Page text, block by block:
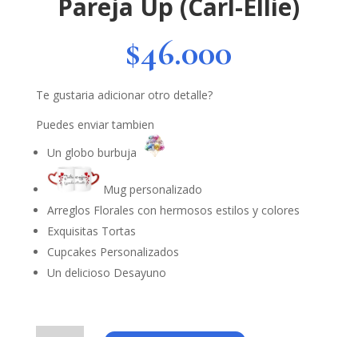
Pareja Up (Carl-Ellie)
$46.000
Te gustaria adicionar otro detalle?
Puedes enviar tambien
Un globo burbuja
Mug personalizado
Arreglos Florales con hermosos estilos y colores
Exquisitas Tortas
Cupcakes Personalizados
Un delicioso Desayuno